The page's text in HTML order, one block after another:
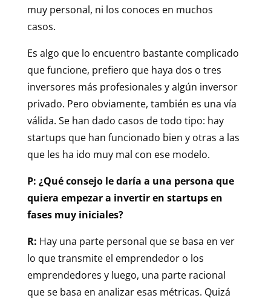
muy personal, ni los conoces en muchos
casos.
Es algo que lo encuentro bastante complicado
que funcione, prefiero que haya dos o tres
inversores más profesionales y algún inversor
privado. Pero obviamente, también es una vía
válida. Se han dado casos de todo tipo: hay
startups que han funcionado bien y otras a las
que les ha ido muy mal con ese modelo.
P: ¿Qué consejo le daría a una persona que
quiera empezar a invertir en startupsen
fases muy iniciales?
R: Hay una parte personal que se basa en ver
lo que transmite el emprendedor o los
emprendedores y luego, una parte racional
que se basa en analizar esas métricas. Quizá